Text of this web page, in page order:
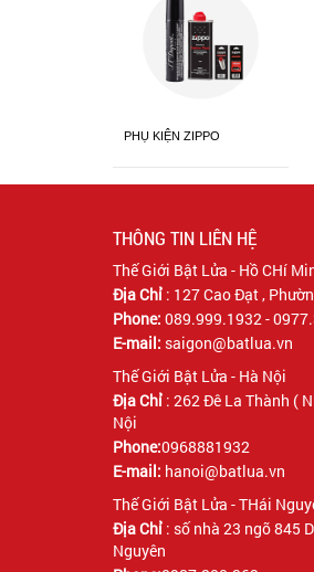
PHỤ KIỆN ZIPPO
THÔNG TIN LIÊN HỆ
Thế Giới Bật Lửa - Hồ CHí
Địa Chỉ : 127 Cao Đạt ,
Phone: 089.999.1932 -
E-mail: saigon@batlua.vn
Thế Giới Bật Lửa - Hà Nội
Địa Chỉ : 262 Đê La Thành (
Nội
Phone:0968881932
E-mail: hanoi@batlua.vn
Thế Giới Bật Lửa - THái
Địa Chỉ : số nhà 23 ngõ 845
Nguyên